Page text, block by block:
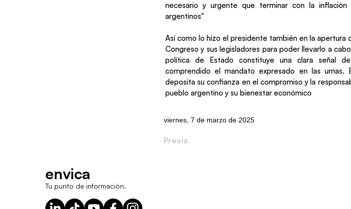
necesario y urgente que terminar con la
argentinos"
Así como lo hizo el presidente también en la apertura
Congreso y sus legisladores para poder llevarlo a
política de Estado constituye una clara señal
comprendido el mandato expresado en las
deposita su confianza en el compromiso y la
pueblo argentino y su bienestar económico
viernes, 7 de marzo de 2025
Previa
envica
Tu punto de información.